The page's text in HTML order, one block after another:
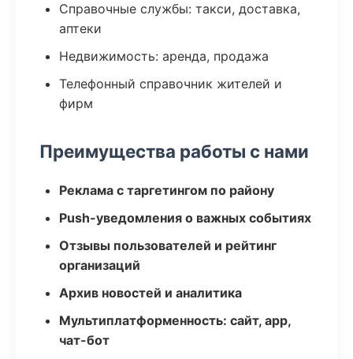
Справочные службы: такси, доставка,
аптеки
Недвижимость: аренда, продажа
Телефонный справочник жителей и
фирм
Преимущества работы с нами
Реклама с таргетингом по району
Push-уведомления о важных событиях
Отзывы пользователей и рейтинг
организаций
Архив новостей и аналитика
Мультиплатформенность: сайт, app,
чат-бот